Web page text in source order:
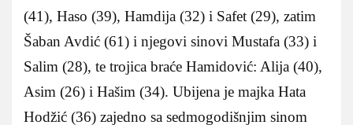
(41), Haso (39), Hamdija (32) i Safet (29), zatim
Šaban Avdić (61) i njegovi sinovi Mustafa (33) i
Salim (28), te trojica braće Hamidović: Alija (40),
Asim (26) i Hašim (34). Ubijena je majka Hata
Hodžić (36) zajedno sa sedmogodišnjim sinom